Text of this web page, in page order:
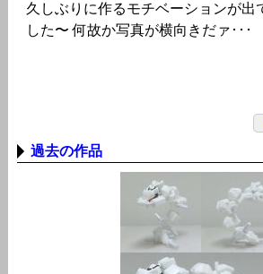
久しぶりに作るモチベーションが出
した〜 何故か写真が横向きだァ･･･
過去の作品